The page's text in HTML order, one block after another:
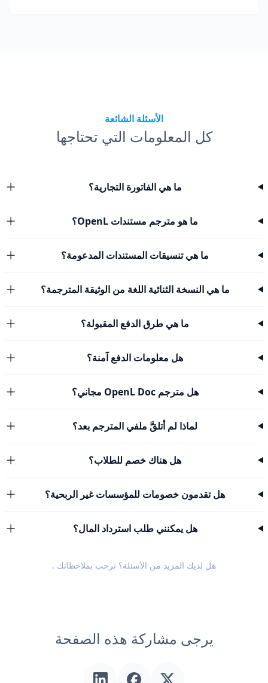
الأسئلة الشائعة
كل المعلومات التي تحتاجها
ما هي الفاتورة التجارية؟
ما هو مترجم مستندات OpenL؟
ما هي تنسيقات المستندات المدعومة؟
ما هي النسخة الثنائية اللغة من الوثيقة المترجمة؟
ما هي طرق الدفع المقبولة؟
هل معلومات الدفع آمنة؟
هل مترجم OpenL Doc مجاني؟
لماذا لم أتلقَّ ملفي المترجم بعد؟
هل هناك خصم للطلاب؟
هل تقدمون خصومات للمؤسسات غير الربحية؟
هل يمكنني طلب استرداد المال؟
هل لديك المزيد من الأسئلة؟ نرحب بملاحظاتك .
يرجى مشاركة هذه الصفحة